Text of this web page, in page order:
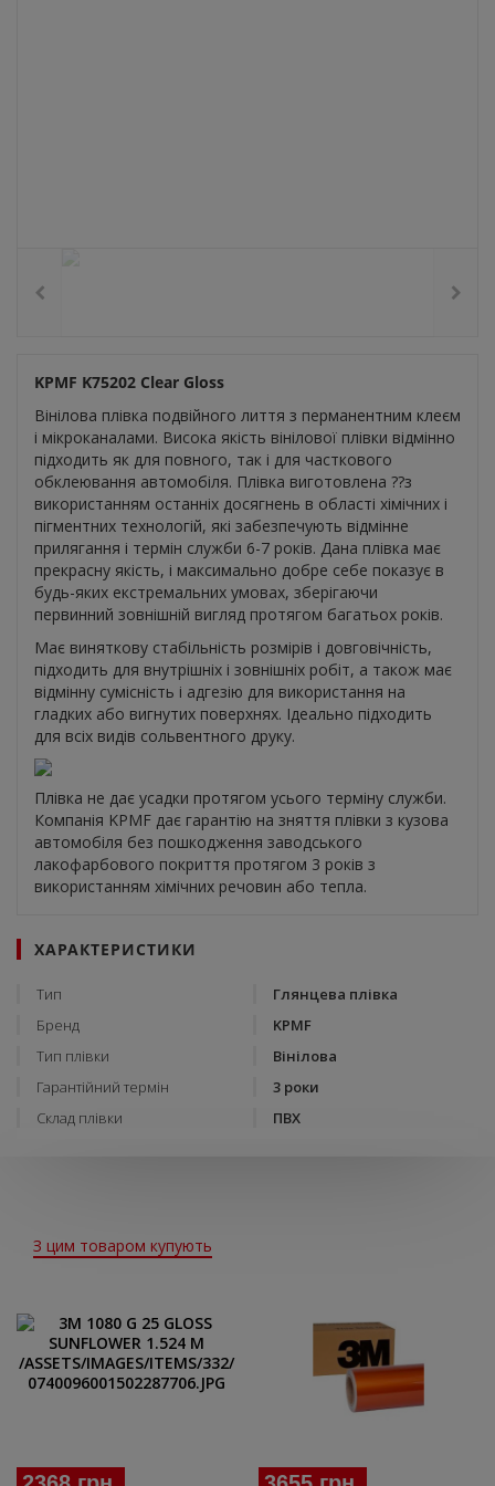
KPMF K75202 Clear Gloss
Вінілова плівка подвійного лиття з перманентним клеєм
і мікроканалами. Висока якість вінілової плівки відмінно
підходить як для повного, так і для часткового
обклеювання автомобіля. Плівка виготовлена ??з
використанням останніх досягнень в області хімічних і
пігментних технологій, які забезпечують відмінне
прилягання і термін служби 6-7 років. Дана плівка має
прекрасну якість, і максимально добре себе показує в
будь-яких екстремальних умовах, зберігаючи
первинний зовнішній вигляд протягом багатьох років.
Має виняткову стабільність розмірів і довговічність,
підходить для внутрішніх і зовнішніх робіт, а також має
відмінну сумісність і адгезію для використання на
гладких або вигнутих поверхнях. Ідеально підходить
для всіх видів сольвентного друку.
Плівка не дає усадки протягом усього терміну служби.
Компанія KPMF дає гарантію на зняття плівки з кузова
автомобіля без пошкодження заводського
лакофарбового покриття протягом 3 років з
використанням хімічних речовин або тепла.
ХАРАКТЕРИСТИКИ
Тип
Глянцева плівка
Бренд
KPMF
Тип плівки
Вінілова
Гарантійний термін
3 роки
Склад плівки
ПВХ
З цим товаром купують